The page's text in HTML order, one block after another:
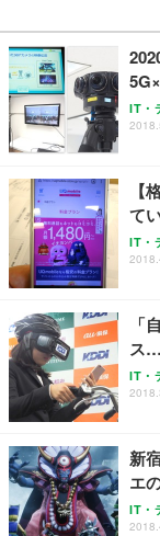
IT・
【
て
IT・
「
ス
IT・
新
エ
IT・